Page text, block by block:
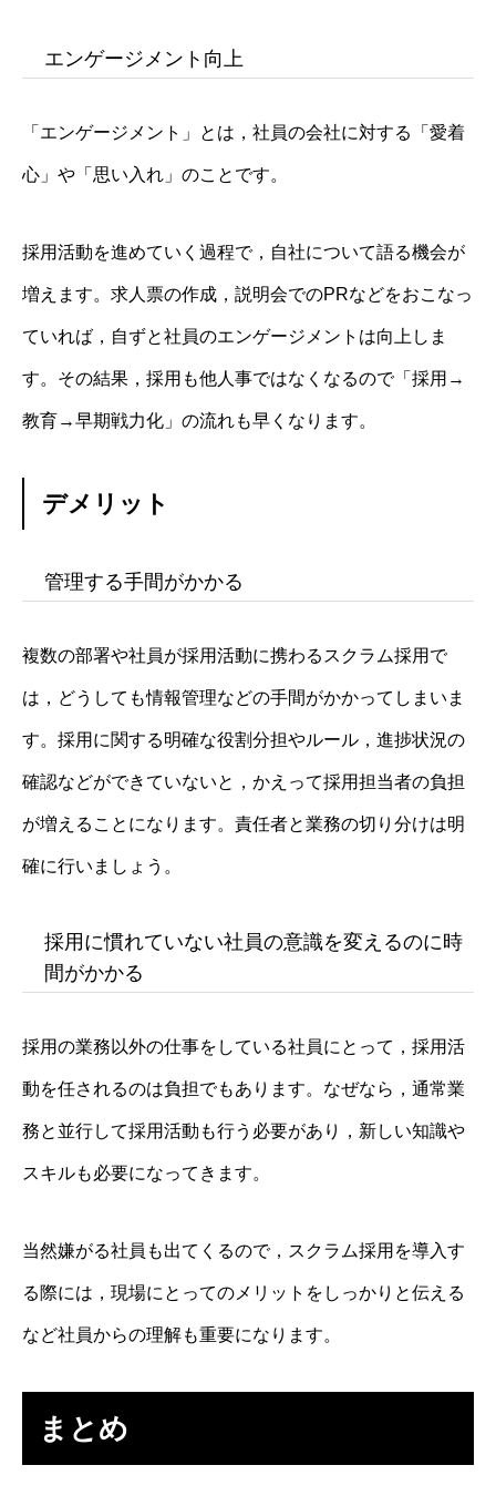
エンゲージメント向上
「エンゲージメント」とは，社員の会社に対する「愛着
心」や「思い入れ」のことです。
採用活動を進めていく過程で，自社について語る機会が
増えます。求人票の作成，説明会でのPRなどをおこなっ
ていれば，自ずと社員のエンゲージメントは向上しま
す。その結果，採用も他人事ではなくなるので「採用→
教育→早期戦力化」の流れも早くなります。
デメリット
管理する手間がかかる
複数の部署や社員が採用活動に携わるスクラム採用で
は，どうしても情報管理などの手間がかかってしまいま
す。採用に関する明確な役割分担やルール，進捗状況の
確認などができていないと，かえって採用担当者の負担
が増えることになります。責任者と業務の切り分けは明
確に行いましょう。
採用に慣れていない社員の意識を変えるのに時
間がかかる
採用の業務以外の仕事をしている社員にとって，採用活
動を任されるのは負担でもあります。なぜなら，通常業
務と並行して採用活動も行う必要があり，新しい知識や
スキルも必要になってきます。
当然嫌がる社員も出てくるので，スクラム採用を導入す
る際には，現場にとってのメリットをしっかりと伝える
など社員からの理解も重要になります。
まとめ